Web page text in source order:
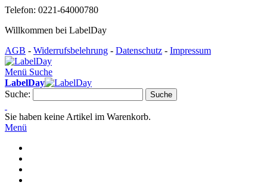
Telefon: 0221-64000780
Willkommen bei LabelDay
AGB - Widerrufsbelehrung - Datenschutz - Impressum
Menü Suche
LabelDay
Suche:
Suche
Sie haben keine Artikel im Warenkorb.
Menü